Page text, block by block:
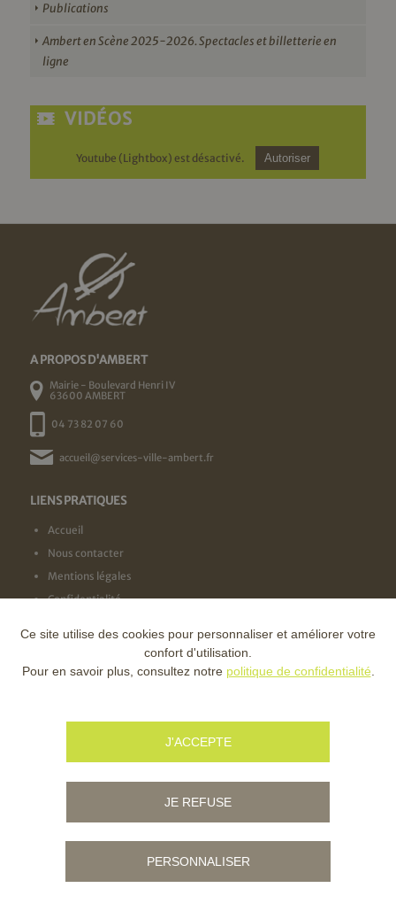
Publications
Ambert en Scène 2025-2026. Spectacles et billetterie en
ligne
VIDÉOS
Youtube (Lightbox) est désactivé. Autoriser
A PROPOS D'AMBERT
Mairie - Boulevard Henri IV
63600 AMBERT
04 73 82 07 60
accueil@services-ville-ambert.fr
LIENS PRATIQUES
Accueil
Nous contacter
Mentions légales
Confidentialité
NOS LABELS
Ce site utilise des cookies pour personnaliser et améliorer votre
confort d'utilisation.
Pour en savoir plus, consultez notre politique de confidentialité
J'ACCEPTE
JE REFUSE
PERSONNALISER